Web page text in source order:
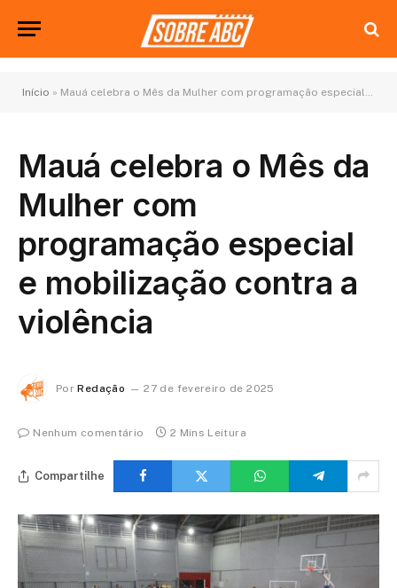
Início » Mauá celebra o Mês da Mulher com programação especial e mobilização contra a violência
Mauá celebra o Mês da
Mulher com
programação especial
e mobilização contra a
violência
Por Redação 27 de fevereiro de 2025
Nenhum comentário 2 Mins Leitura
Compartilhe